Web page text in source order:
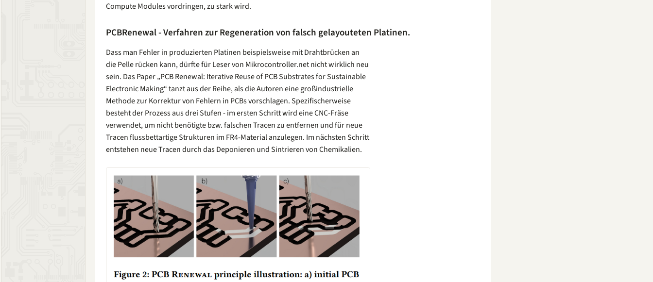
Compute Modules vordringen, zu stark wird.
PCBRenewal - Verfahren zur Regeneration von falsch gelayouteten Platinen.
Dass man Fehler in produzierten Platinen beispielsweise mit Drahtbrücken an
die Pelle rücken kann, dürfte für Leser von Mikrocontroller.net nicht wirklich neu
sein. Das Paper „PCB Renewal: Iterative Reuse of PCB Substrates for Sustainable
Electronic Making“ tanzt aus der Reihe, als die Autoren eine großindustrielle
Methode zur Korrektur von Fehlern in PCBs vorschlagen. Spezifischerweise
besteht der Prozess aus drei Stufen - im ersten Schritt wird eine CNC-Fräse
verwendet, um nicht benötigte bzw. falschen Tracen zu entfernen und für neue
Tracen flussbettartige Strukturen im FR4-Material anzulegen. Im nächsten Schritt
entstehen neue Tracen durch das Deponieren und Sintrieren von Chemikalien.